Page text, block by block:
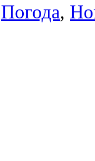
Погода,